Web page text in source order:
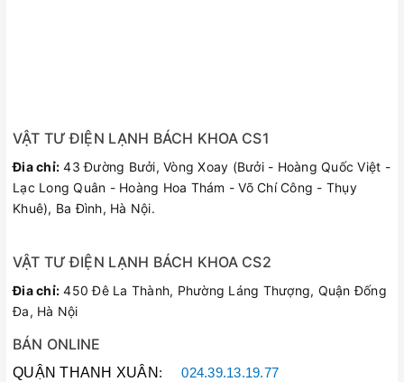
VẬT TƯ ĐIỆN LẠNH BÁCH KHOA CS1
Đia chỉ: 43 Đường Bưởi, Vòng Xoay (Bưởi - Hoàng Quốc Việt -
Lạc Long Quân - Hoàng Hoa Thám - Võ Chí Công - Thụy
Khuê), Ba Đình, Hà Nội.
VẬT TƯ ĐIỆN LẠNH BÁCH KHOA CS2
Đia chỉ: 450 Đê La Thành, Phường Láng Thượng, Quận Đống
Đa, Hà Nội
BÁN ONLINE
QUẬN THANH XUÂN :024.39.13.19.77